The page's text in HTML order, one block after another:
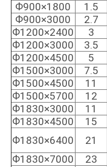
Ф900×1800 1.5
Ф900×3000
2.7
Ф1200×2400
3
Ф1200×3000
3.5
Ф1200×4500
5
Ф1500×3000
7.5
Ф1500×4500
11
Ф1500×5700
12
Ф1830×3000
11
Ф1830×4500
15
Ф1830×6400
21
Ф1830×7000
23